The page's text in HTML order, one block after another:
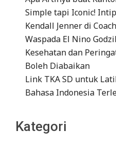
Simple tapi Iconic!
Kendall Jenner di
Waspada El Nino
Kesehatan dan
Boleh Diabaikan
Link TKA SD untuk
Bahasa Indonesia
Kategori